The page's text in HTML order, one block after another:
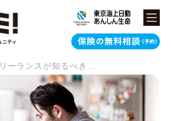
フリーランスが知るべき保険の話。社会保険・民間保険、入るべきなのは？